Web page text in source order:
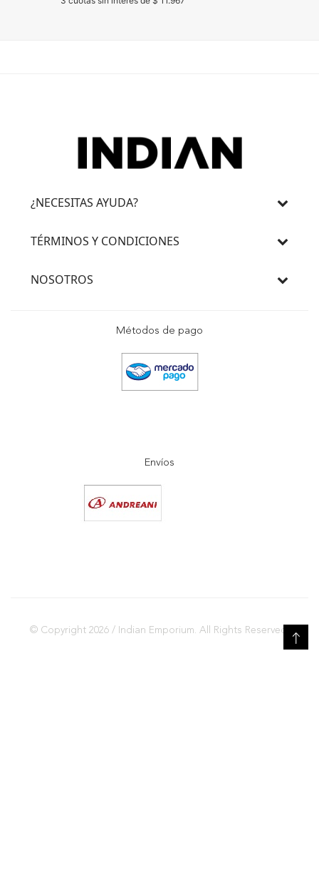
¿NECESITAS AYUDA?
TÉRMINOS Y CONDICIONES
NOSOTROS
Métodos de pago
Envíos
© Copyright 2026 / Indian Emporium. All Rights Reserved.